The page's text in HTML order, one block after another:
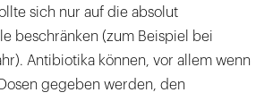
sich nur auf die absolut
beschränken (zum Beispiel bei
Antibiotika können, vor allem wenn
gegeben werden, den